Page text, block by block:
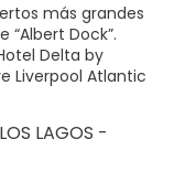
más grandes
Dock”.
Delta by
Liverpool Atlantic
LAGOS -